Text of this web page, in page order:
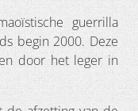
guerrilla
begin 2000. Deze
door het leger in